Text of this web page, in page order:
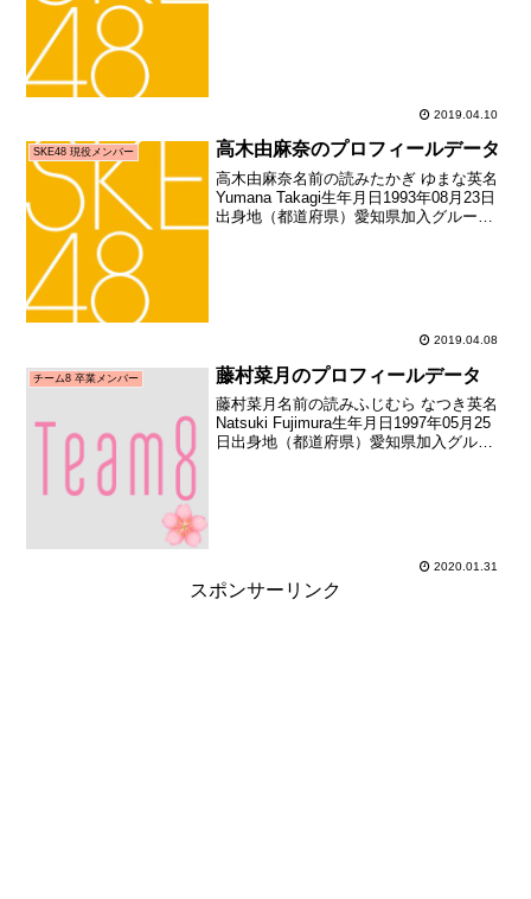
2019.04.10
SKE48 現役メンバー 高木由麻奈のプロフィールデータ
高木由麻奈名前の読みたかぎ ゆまな英名
Yumana Takagi生年月日1993年08月23日
出身地（都道府県）愛知県加入グループ
2019.04.08
チーム8 卒業メンバー 藤村菜月のプロフィールデータ
藤村菜月名前の読みふじむら なつき英名
Natsuki Fujimura生年月日1997年05月25
日出身地（都道府県）愛知県加入グルー
2020.01.31
スポンサーリンク